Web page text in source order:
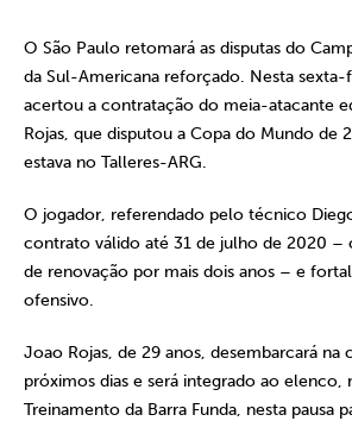
O São Paulo retomará as disputas do
da Sul-Americana reforçado. Nesta
acertou a contratação do meia-atacante
Rojas, que disputou a Copa do Mundo de
estava no Talleres-ARG.
O jogador, referendado pelo técnico
contrato válido até 31 de julho de 2020 –
de renovação por mais dois anos – e
ofensivo.
Joao Rojas, de 29 anos, desembarcará na
próximos dias e será integrado ao elenco,
Treinamento da Barra Funda, nesta pausa